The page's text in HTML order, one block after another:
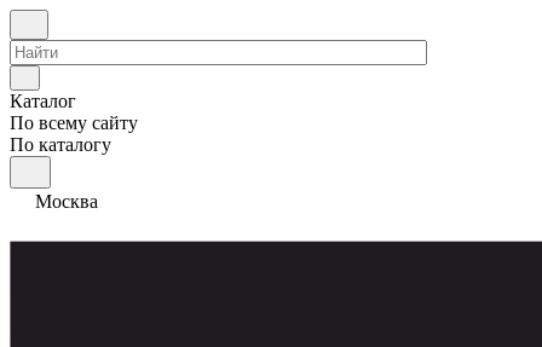
Каталог
По всему сайту
По каталогу
Москва